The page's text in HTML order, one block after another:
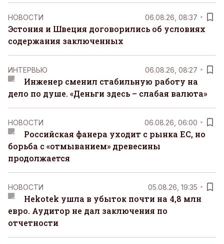
НОВОСТИ 06.08.26, 08:37
Эстония и Швеция договорились об условиях
содержания заключенных
ИНТЕРВЬЮ 06.08.26, 08:27
Инженер сменил стабильную работу на
дело по душе. «Деньги здесь – слабая валюта»
НОВОСТИ 06.08.26, 06:00
Российская фанера уходит с рынка ЕС, но
борьба с «отмыванием» древесины
продолжается
НОВОСТИ 05.08.26, 19:35
Hekotek ушла в убыток почти на 4,8 млн
евро. Аудитор не дал заключения по
отчетности